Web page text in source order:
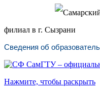
филиал в г. Сызрани
Сведения об
Нажмите, чтобы раскрыть